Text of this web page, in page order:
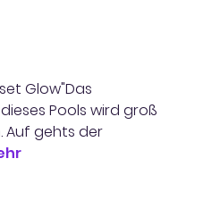
Glow"Das
Pools wird groß
Auf gehts der